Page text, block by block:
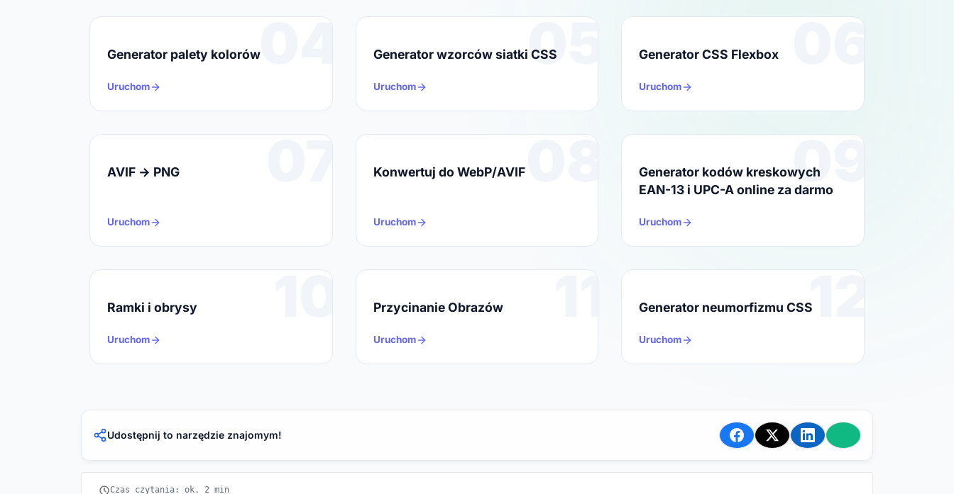
04
Generator palety kolorów
Uruchom
05
Generator wzorców siatki CSS
Uruchom
06
Generator CSS Flexbox
Uruchom
07
AVIF → PNG
Uruchom
08
Konwertuj do WebP/AVIF
Uruchom
09
Generator kodów kreskowych
EAN-13 i UPC-A online za darmo
Uruchom
10
Ramki i obrysy
Uruchom
11
Przycinanie Obrazów
Uruchom
12
Generator neumorfizmu CSS
Uruchom
Udostępnij to narzędzie znajomym!
Czas czytania: ok. 2 min